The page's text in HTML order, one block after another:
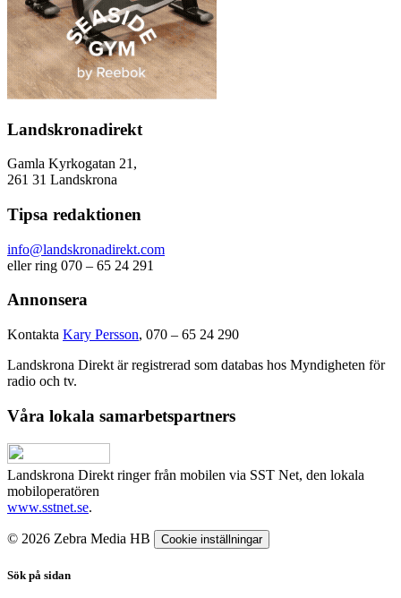
Landskronadirekt
Gamla Kyrkogatan 21,
261 31 Landskrona
Tipsa redaktionen
info@landskronadirekt.com
eller ring 070 – 65 24 291
Annonsera
Kontakta Kary Persson, 070 – 65 24 290
Landskrona Direkt är registrerad som databas hos Myndigheten för
radio och tv.
Våra lokala samarbetspartners
Landskrona Direkt ringer från mobilen via SST Net, den lokala
mobiloperatören
www.sstnet.se.
© 2026 Zebra Media HB Cookie inställningar
Sök på sidan